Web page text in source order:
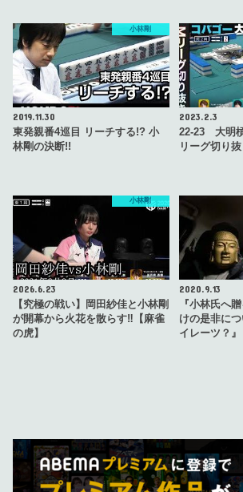
小林剛
2019.11.30
東発親番4巡目 リーチする!? 小
林剛の決断!!
2023.2.3
22-23 大明
リーグ切り抜
小林剛
2026.6.23
【究極の戦い】岡田紗佳と小林剛
が開幕から火花を散らす‼【麻雀
の虎】
2020.9.13
『小林氏へ
けの是非に
イレーツ？』